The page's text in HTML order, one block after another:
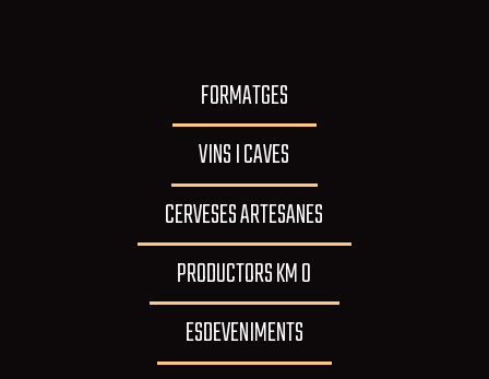
FORMATGES
VINS I CAVES
CERVESES ARTESANES
PRODUCTORS KM 0
ESDEVENIMENTS